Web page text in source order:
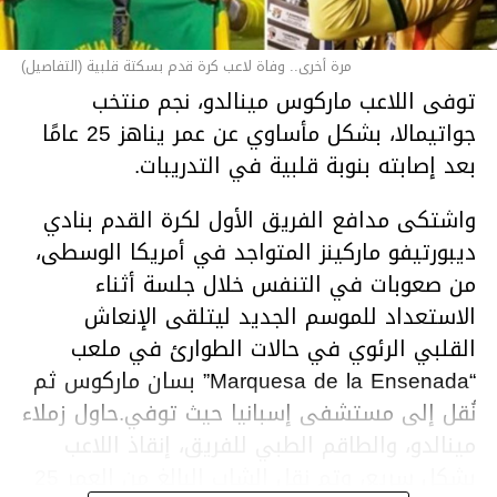
مرة أخرى.. وفاة لاعب كرة قدم بسكتة قلبية (التفاصيل)
توفى اللاعب ماركوس مينالدو، نجم منتخب
جواتيمالا، بشكل مأساوي عن عمر يناهز 25 عامًا
بعد إصابته بنوبة قلبية في التدريبات.
واشتكى مدافع الفريق الأول لكرة القدم بنادي
ديبورتيفو ماركينز المتواجد في أمريكا الوسطى،
من صعوبات في التنفس خلال جلسة أثناء
الاستعداد للموسم الجديد ليتلقى الإنعاش
القلبي الرئوي في حالات الطوارئ في ملعب
“Marquesa de la Ensenada” بسان ماركوس ثم
نُقل إلى مستشفى إسبانيا حيث توفي.حاول زملاء